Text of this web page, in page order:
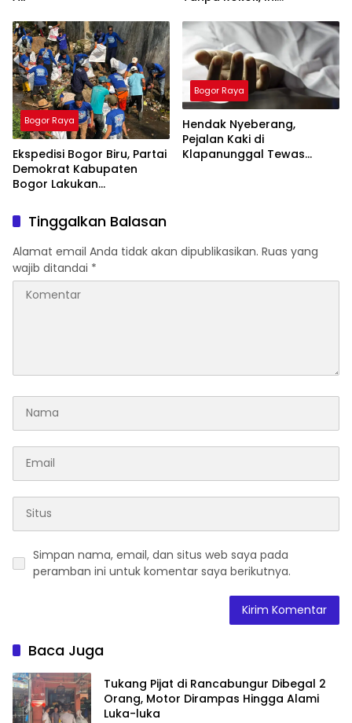
Bogor Raya
Ekspedisi Bogor Biru, Partai
Demokrat Kabupaten
Bogor Lakukan
Jasinga
Bogor Raya
Hendak Nyeberang,
Pejalan Kaki di
Klapanunggal Tewas
Tinggalkan Balasan
Alamat email Anda tidak akan dipublikasikan. Ruas yang
wajib ditandai *
Simpan nama, email, dan situs web saya pada
peramban ini untuk komentar saya berikutnya.
Baca Juga
Tukang Pijat di Rancabungur Dibegal 2
Orang, Motor Dirampas Hingga Alami
Luka-luka